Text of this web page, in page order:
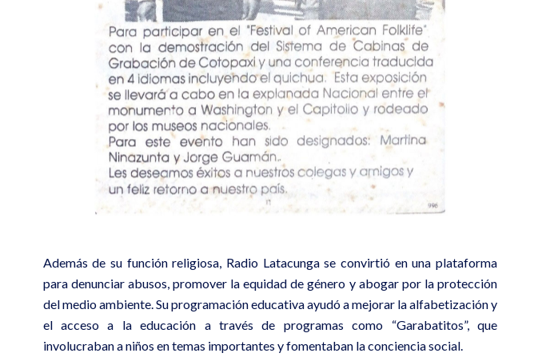
Además de su función religiosa, Radio Latacunga se convirtió en una plataforma
para denunciar abusos, promover la equidad de género y abogar por la protección
del medio ambiente. Su programación educativa ayudó a mejorar la alfabetización y
el acceso a la educación a través de programas como “Garabatitos”, que
involucraban a niños en temas importantes y fomentaban la conciencia social.